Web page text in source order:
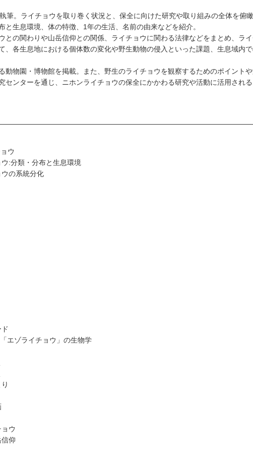
筆。ライチョウを取り巻く状況と、保全に向けた研究や取り組みの全体を俯瞰
と生息環境、体の特徴、1年の生活、名前の由来などを紹介。
との関わりや山岳信仰との関係、ライチョウに関わる法律などをまとめ、ラ
、各生息地における個体数の変化や野生動物の侵入といった課題、生息域内
動物園・博物館を掲載。また、野生のライチョウを観察するためのポイントや
センターを通じ、ニホンライチョウの保全にかかわる研究や活動に活用される
ウ
:分類・分布と生息環境
の系統分化
エゾライチョウ」の生物学
ウ
仰